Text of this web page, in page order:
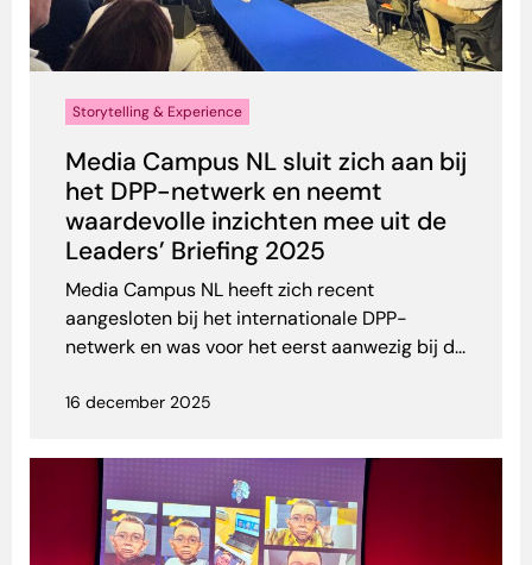
Storytelling & Experience
Media Campus NL sluit zich aan bij
het DPP-netwerk en neemt
waardevolle inzichten mee uit de
Leaders’ Briefing 2025
Media Campus NL heeft zich recent
aangesloten bij het internationale DPP-
netwerk en was voor het eerst aanwezig bij d...
16 december 2025